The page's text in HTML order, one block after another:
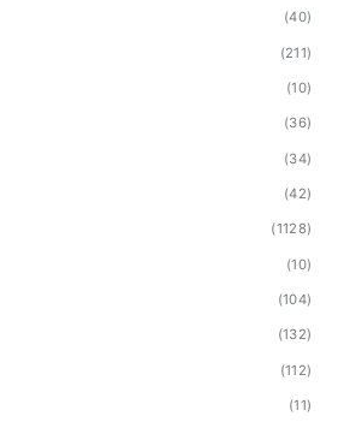
(40)
(211)
(10)
(36)
(34)
(42)
(1128)
(10)
(104)
(132)
(112)
(11)